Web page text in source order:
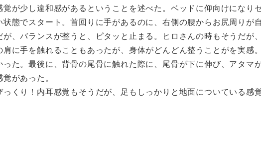
が少し違和感があるということを述べた。ベッドに仰向けになり
態でスタート。首回りに手があるのに、右側の腰からお尻周りが
、バランスが整うと、ピタッと止まる。ヒロさんの時もそうだが
に手を触れることもあったが、身体がどんどん整うことがを実感
た。最後に、背骨の尾骨に触れた際に、尾骨が下に伸び、アタマ
があった。
くり！内耳感覚もそうだが、足もしっかりと地面についている感